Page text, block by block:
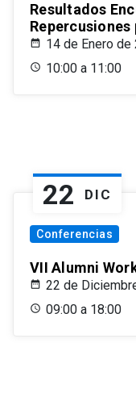
Resultados
Repercusiones
14 de Enero de
10:00 a 11:00
22 DIC
Conferencias
VII Alumni
22 de
09:00 a 18:00